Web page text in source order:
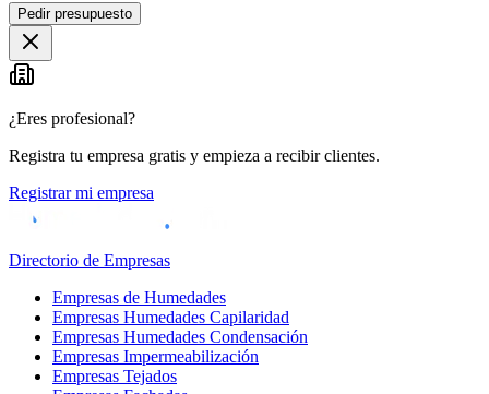
+
−
Pedir presupuesto
¿Eres profesional?
Registra tu empresa gratis y empieza a recibir clientes.
Registrar mi empresa
Directorio de Empresas
Empresas de Humedades
Empresas Humedades Capilaridad
Empresas Humedades Condensación
Empresas Impermeabilización
Empresas Tejados